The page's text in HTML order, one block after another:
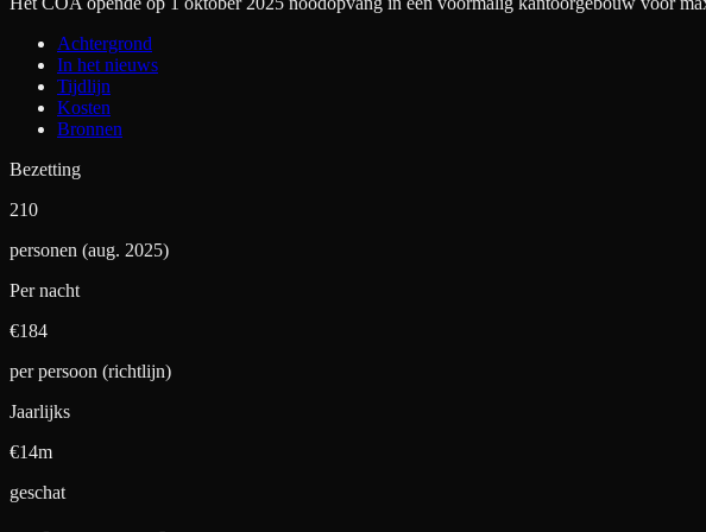
Achtergrond
In het nieuws
Tijdlijn
Kosten
Bronnen
Bezetting
210
personen (aug. 2025)
Per nacht
€184
per persoon (richtlijn)
Jaarlijks
€14m
geschat